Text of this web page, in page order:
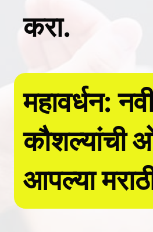
करा.
महावर्धन:
कौशल्यांची
आपल्या